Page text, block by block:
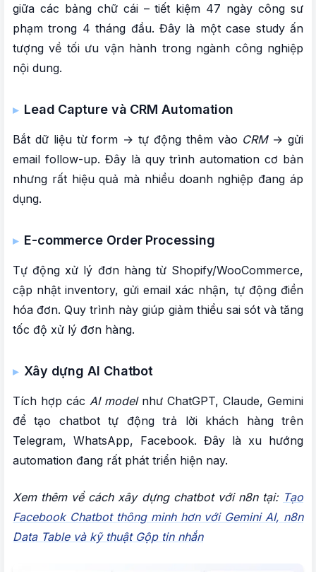
giữa các bảng chữ cái – tiết kiệm 47 ngày công sư
phạm trong 4 tháng đầu. Đây là một case study ấn
tượng về tối ưu vận hành trong ngành công nghiệp
nội dung.
Lead Capture và CRM Automation
Bắt dữ liệu từ form → tự động thêm vào CRM→ gửi
email follow-up. Đây là quy trình automation cơ bản
nhưng rất hiệu quả mà nhiều doanh nghiệp đang áp
dụng.
E-commerce Order Processing
Tự động xử lý đơn hàng từ Shopify/WooCommerce,
cập nhật inventory, gửi email xác nhận, tự động điền
hóa đơn. Quy trình này giúp giảm thiểu sai sót và tăng
tốc độ xử lý đơn hàng.
Xây dựng AI Chatbot
Tích hợp các AI modelnhư ChatGPT, Claude, Gemini
để tạo chatbot tự động trả lời khách hàng trên
Telegram, WhatsApp, Facebook. Đây là xu hướng
automation đang rất phát triển hiện nay.
Xem thêm về cách xây dựng chatbot với n8n tại: Tạo
Facebook Chatbot thông minh hơn với Gemini AI, n8n
Data Table và kỹ thuật Gộp tin nhắn